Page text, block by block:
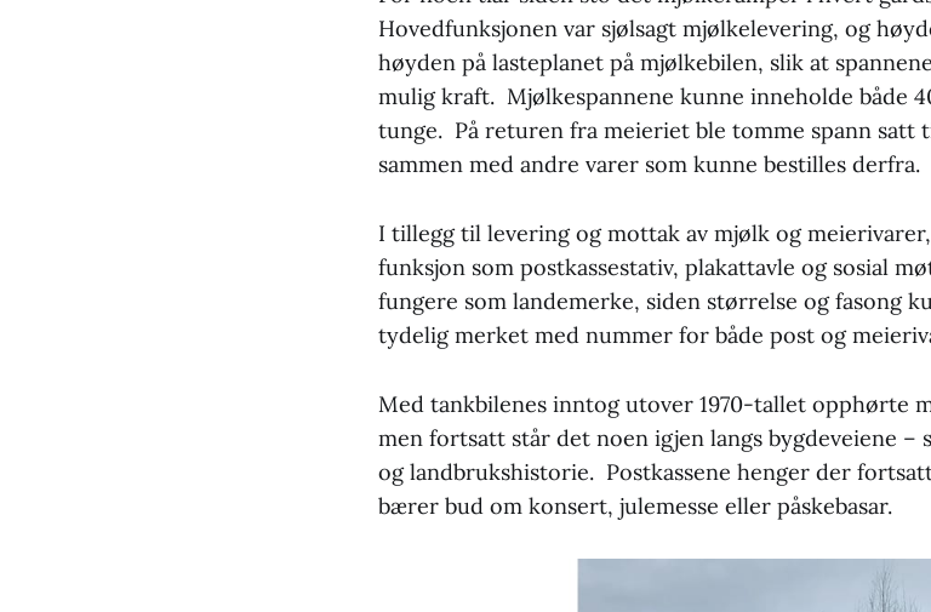
Hovedfunksjonen var sjølsagt mjølkelevering, og
høyden på lasteplanet på mjølkebilen, slik at
mulig kraft. Mjølkespannene kunne inneholde både
tunge. På returen fra meieriet ble tomme spann satt
sammen med andre varer som kunne bestilles derfra.
I tillegg til levering og mottak av mjølk og
funksjon som postkassestativ, plakattavle og sosial
fungere som landemerke, siden størrelse og fasong
tydelig merket med nummer for både post og
Med tankbilenes inntog utover 1970-tallet opphørte
men fortsatt står det noen igjen langs bygdeveiene
og landbrukshistorie. Postkassene henger der
bærer bud om konsert, julemesse eller påskebasar.